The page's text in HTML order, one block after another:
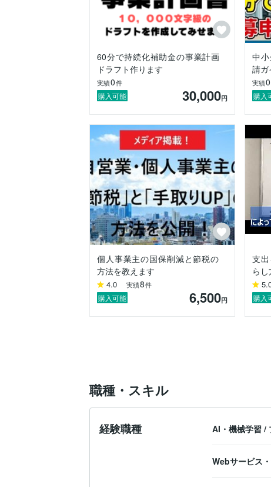
60分で持続化補助金の事業計画
ドラフト作ります
実績0件
購入可能 30,000円
中
請ガ
実績0
購入
個人事業主の国保削減と節税の
方法を教えます
4.0 実績8件
購入可能 6,500円
支
ら
購入
職種・スキル
経験職種 AI・機械学習 /
Webサービス